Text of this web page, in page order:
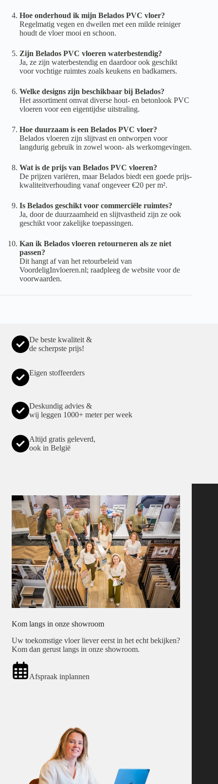
Hoe onderhoud ik mijn Belados PVC vloer?
Regelmatig vegen en dweilen met een milde reiniger
houdt de vloer mooi en schoon.
Zijn Belados PVC vloeren waterbestendig?
Ja, ze zijn waterbestendig en daardoor ook geschikt
voor vochtige ruimtes zoals keukens en badkamers.
Welke designs zijn beschikbaar bij Belados?
Het assortiment omvat diverse hout- en betonlook PVC
vloeren voor een eigentijdse uitstraling.
Hoe duurzaam is een Belados PVC vloer?
Belados vloeren zijn slijtvast en ontworpen voor
langdurig gebruik in zowel woon- als werkomgevingen.
Wat is de prijs van Belados PVC vloeren?
De prijzen variëren, maar Belados biedt een goede prijs-
kwaliteitverhouding vanaf ongeveer €20 per m².
Is Belados geschikt voor commerciële ruimtes?
Ja, door de duurzaamheid en slijtvastheid zijn ze ook
geschikt voor zakelijke toepassingen.
Kan ik Belados vloeren retourneren als ze niet
passen?
Dit hangt af van het retourbeleid van
VoordeligInvloeren.nl; raadpleeg de website voor de
voorwaarden.
De beste kwaliteit &
de scherpste prijs!
Eigen stoffeerders
Deskundig advies &
wij leggen 1000+ meter per week
Altijd gratis geleverd,
ook in België
Kom langs in onze showroom
Uw toekomstige vloer liever eerst in het echt bekijken?
Kom dan gerust langs in onze showroom.
Afspraak inplannen